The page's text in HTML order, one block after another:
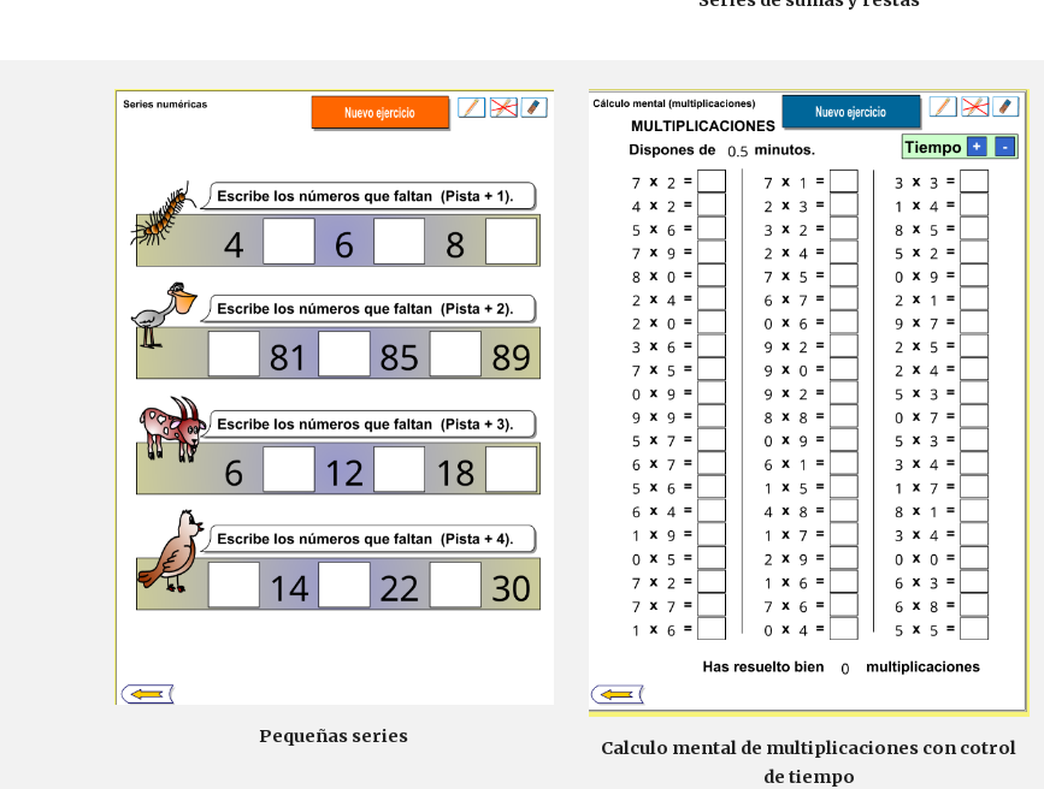
Pequeñas series
Calculo mental de multiplicaciones con cotrol
de tiempo